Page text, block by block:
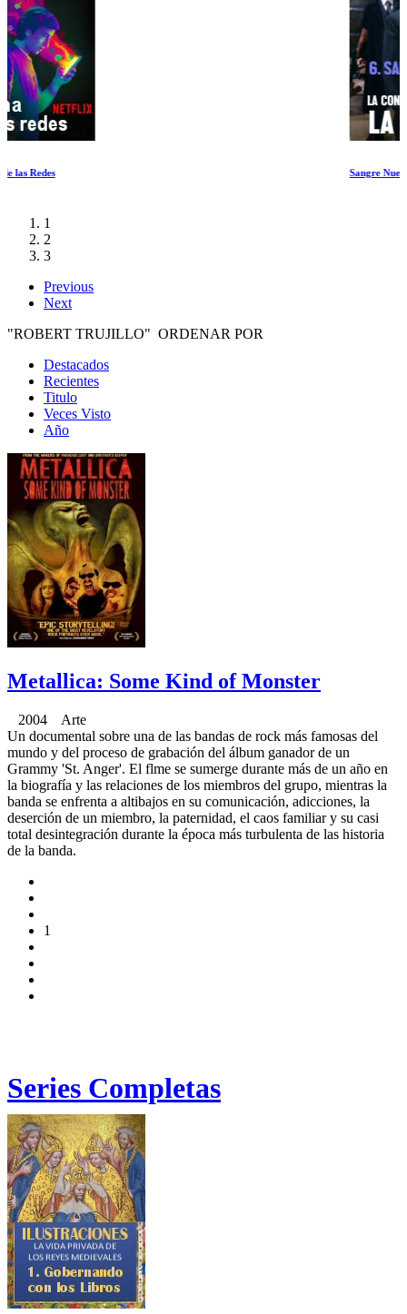
Sangre Nueva
1
2
3
Previous
Next
"ROBERT TRUJILLO" ORDENAR POR
Destacados
Recientes
Titulo
Veces Visto
Año
Metallica: Some Kind of Monster
2004 Arte
Un documental sobre una de las bandas de rock más famosas del
mundo y del proceso de grabación del álbum ganador de un
Grammy 'St. Anger'. El flme se sumerge durante más de un año en
la biografía y las relaciones de los miembros del grupo, mientras la
banda se enfrenta a altibajos en su comunicación, adicciones, la
deserción de un miembro, la paternidad, el caos familiar y su casi
total desintegración durante la época más turbulenta de las historia
de la banda.
1
Series Completas